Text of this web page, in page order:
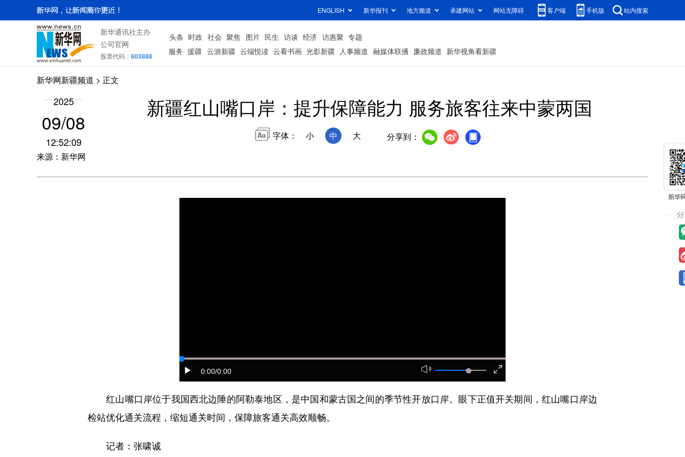
ENGLISH 新华报刊 地方频道 承建网站 网站无障碍 客户端 手机版 站内搜索
新华通讯社主办
公司官网
股票代码： 603888
头条 时政 社会 聚焦 图片 民生 访谈 经济 访惠聚 专题
服务 援疆 云游新疆 云端悦读 云看书画 光影新疆 人事频道 融媒体联播 廉政频道 新华视角看新疆
新华网新疆频道 > 正文
2025
09/08
12:52:09
来源：新华网
新疆红山嘴口岸：提升保障能力 服务旅客往来中蒙两国
字体： 小 中 大 分享到：
0:00/0:00
红山嘴口岸位于我国西北边陲的阿勒泰地区，是中国和蒙古国之间的季节性开放口岸。眼下正值开关期间，红山嘴口岸边
检站优化通关流程，缩短通关时间，保障旅客通关高效顺畅。
记者：张啸诚